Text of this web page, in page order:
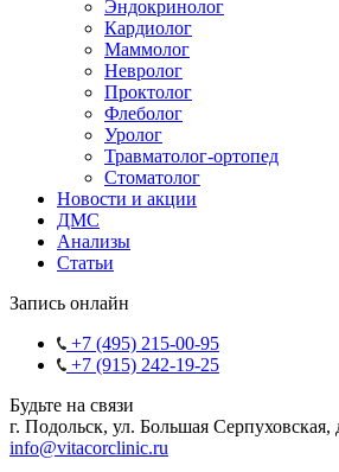
Эндокринолог
Кардиолог
Маммолог
Невролог
Проктолог
Флеболог
Уролог
Травматолог-ортопед
Стоматолог
Новости и акции
ДМС
Анализы
Статьи
Запись онлайн
+7 (495) 215-00-95
+7 (915) 242-19-25
Будьте на связи
г. Подольск, ул. Большая Серпуховская,
info@vitacorclinic.ru